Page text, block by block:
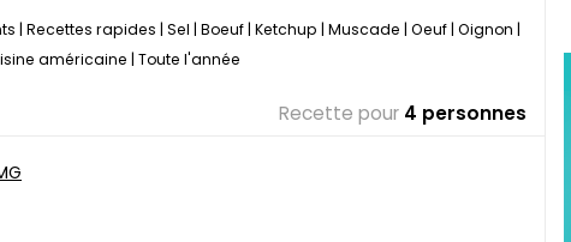
| Recettes rapides | Sel | Boeuf | Ketchup | Muscade | Oeuf | Oignon |
américaine | Toute l'année
Recette pour 4 personnes